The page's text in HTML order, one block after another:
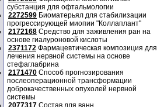
субстанция для офтальмологии
2272599 Биоматерьял для стабилизации
прогрессирующей миопии "Коллаплант"
2172168 Средство для заживления ран на
основе гиалуроновой кислоты
2371172 Фармацевтическая композиция для
лечения нервной системы на основе
стефаглабрина
2171470 Способ прогнозирования
послеоперационной трансформации
доброкачественных опухолей нервной
системы
2077317 Состав для ванн